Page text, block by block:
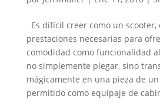
Es difícil creer como un scooter,
prestaciones necesarias para
comodidad como funcionalidad
no simplemente plegar, sino
mágicamente en una pieza de
permitido como equipaje de